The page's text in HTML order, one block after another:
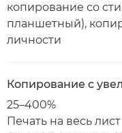
копирование со
планшетный),
личности
Копирование с
25–400%
Печать на весь лист